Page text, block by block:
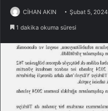
CİHAN AKIN Şubat 5, 2024
1 dakika okuma süresi